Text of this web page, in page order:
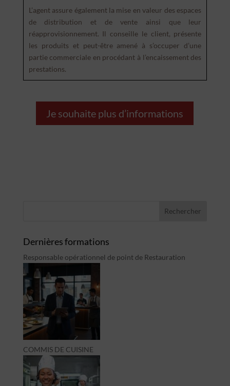
L’agent assure également la mise en valeur des espaces
de distribution et de vente ainsi que leur
réapprovisionnement. Il conseille le client, présente
les produits et peut-être amené à s’occuper d’une
partie commerciale en procédant à l’encaissement des
prestations.
Je souhaite plus d’informations
Dernières formations
Responsable opérationnel de point de Restauration
COMMIS DE CUISINE